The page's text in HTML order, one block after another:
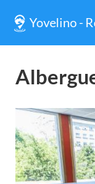
Yovelino -